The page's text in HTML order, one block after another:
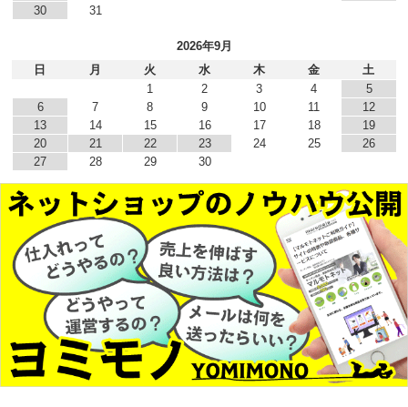
30
31
2026年9月
日
月 火 水 木 金
土
1
2 3 4
5
6
7 8 9 10 11
12
13
14 15 16 17 18
19
20
21 22 23 24 25
26
27
28 29 30